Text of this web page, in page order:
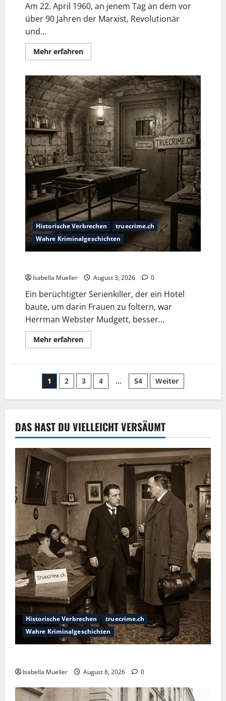
Am 22. April 1960, an jenem Tag an dem vor
über 90 Jahren der Marxist, Revolutionär
und...
Mehr erfahren
Historische Verbrechen
truecrime.ch
Wahre Kriminalgeschichten
Isabella Mueller August 3, 2026 0
Ein berüchtigter Serienkiller, der ein Hotel
baute, um darin Frauen zu foltern, war
Herrman Webster Mudgett, besser...
Mehr erfahren
1 2 3 4 … 54 Weiter
DAS HAST DU VIELLEICHT VERSÄUMT
Historische Verbrechen
truecrime.ch
Wahre Kriminalgeschichten
Isabella Mueller August 8, 2026 0